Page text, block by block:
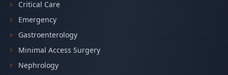
Critical Care
Emergency
Gastroenterology
Minimal Access Surgery
Nephrology